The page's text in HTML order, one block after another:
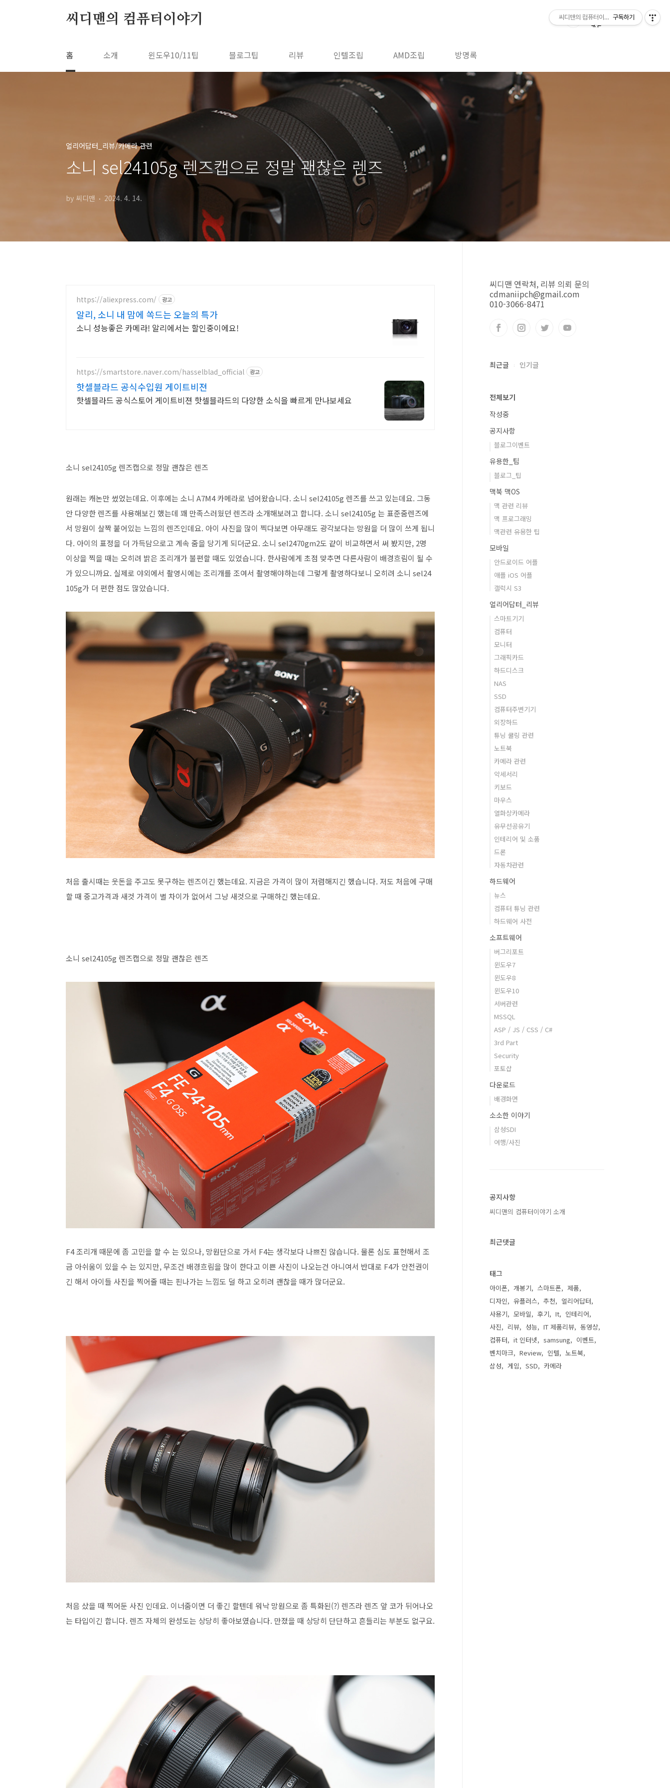
씨디맨의 컴퓨터이야기
홈 소개 윈도우10/11팁 블로그팁 리뷰 인텔조립 AMD조립 방명록
얼리어답터_리뷰/카메라 관련
소니 sel24105g 렌즈캡으로 정말 괜찮은 렌즈
by 씨디맨 2024. 4. 14.
https://aliexpress.com/ 광고
알리, 소니 내 맘에 쏙드는 오늘의 특가
소니 성능좋은 카메라! 알리에서는 할인중이에요!
https://smartstore.naver.com/hasselblad_official 광고
핫셀블라드 공식수입원 게이트비젼
핫셀블라드 공식스토어 게이트비젼 핫셀블라드의 다양한 소식을 빠르게 만나보세요
소니 sel24105g 렌즈캡으로 정말 괜찮은 렌즈
원래는 캐논만 썼었는데요. 이후에는 소니 A7M4 카메라로 넘어왔습니다. 소니 sel24105g 렌즈를 쓰고 있는데요. 그동
안 다양한 렌즈를 사용해보긴 했는데 꽤 만족스러웠던 렌즈라 소개해보려고 합니다. 소니 sel24105g 는 표준줌렌즈에
서 망원이 살짝 붙어있는 느낌의 렌즈인데요. 아이 사진을 많이 찍다보면 아무래도 광각보다는 망원을 더 많이 쓰게 됩니
다. 아이의 표정을 더 가득담으로고 계속 줌을 당기게 되더군요. 소니 sel2470gm2도 같이 비교하면서 써 봤지만, 2명
이상을 찍을 때는 오히려 밝은 조리개가 불편할 때도 있었습니다. 한사람에게 초점 맞추면 다른사람이 배경흐림이 될 수
가 있으니까요. 실제로 야외에서 촬영시에는 조리개를 조여서 촬영해야하는데 그렇게 촬영하다보니 오히려 소니 sel24
105g가 더 편한 점도 많았습니다.
처음 출시때는 웃돈을 주고도 못구하는 렌즈이긴 했는데요. 지금은 가격이 많이 저렴해지긴 했습니다. 저도 처음에 구매
할 때 중고가격과 새것 가격이 별 차이가 없어서 그냥 새것으로 구매하긴 했는데요.
소니 sel24105g 렌즈캡으로 정말 괜찮은 렌즈
F4 조리개 때문에 좀 고민을 할 수 는 있으나, 망원단으로 가서 F4는 생각보다 나쁘진 않습니다. 물론 심도 표현해서 조
금 아쉬움이 있을 수 는 있지만, 무조건 배경흐림을 많이 한다고 이쁜 사진이 나오는건 아니여서 반대로 F4가 안전권이
긴 해서 아이들 사진을 찍어줄 때는 핀나가는 느낌도 덜 하고 오히려 괜찮을 때가 많더군요.
처음 샀을 때 찍어둔 사진 인데요. 이너줌이면 더 좋긴 할텐데 워낙 망원으로 좀 특화된(?) 렌즈라 렌즈 앞 코가 뒤어나오
는 타입이긴 합니다. 렌즈 자체의 완성도는 상당히 좋아보였습니다. 만졌을 때 상당히 단단하고 흔들리는 부분도 없구요.
씨디맨 연락처, 리뷰 의뢰 문의
cdmaniipch@gmail.com
010-3066-8471
최근글 인기글
전체보기
작성중
공지사항
블로그이벤트
유용한_팁
블로그_팁
맥북 맥OS
맥 관련 리뷰
맥 프로그래밍
맥관련 유용한 팁
모바일
안드로이드 어플
애플 iOS 어플
갤럭시 S3
얼리어답터_리뷰
스마트기기
컴퓨터
모니터
그래픽카드
하드디스크
NAS
SSD
컴퓨터주변기기
외장하드
튜닝 쿨링 관련
노트북
카메라 관련
악세서리
키보드
마우스
열화상카메라
유무선공유기
인테리어 및 소품
드론
자동차관련
하드웨어
뉴스
컴퓨터 튜닝 관련
하드웨어 사전
소프트웨어
버그리포트
윈도우7
윈도우8
윈도우10
서버관련
MSSQL
ASP / JS / CSS / C#
3rd Part
Security
포토샵
다운로드
배경화면
소소한 이야기
삼성SDI
여행/사진
공지사항
씨디맨의 컴퓨터이야기 소개
최근댓글
태그
아이폰 개봉기 스마트폰
제품
디자인
유플러스 추천
얼리어답터
사용기
모바일 후기 It
인테리어
사진
리뷰 성능 IT 제품리뷰
동영상
컴퓨터
it 인터넷 samsung
이벤트
벤치마크
Review 인텔
노트북
삼성
게임 SSD 카메라
씨디맨의 컴퓨터이야기구독하기